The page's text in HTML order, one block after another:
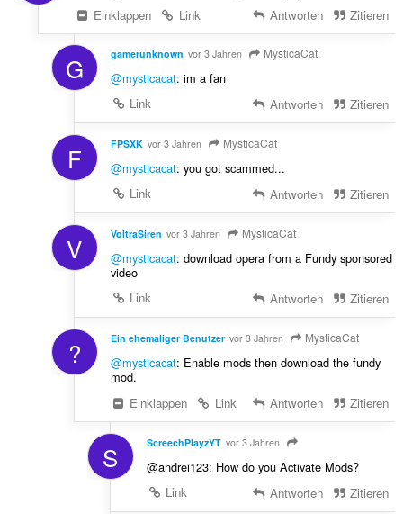
Einklappen
Link Antworten Zitieren
G gamerunknown vor 3 Jahren MysticaCat
@mysticacat: im a fan
Link
Antworten Zitieren
F FPSXK vor 3 Jahren MysticaCat
@mysticacat: you got scammed...
Link
Antworten Zitieren
V VoltraSiren vor 3 Jahren MysticaCat
@mysticacat: download opera from a Fundy sponsored
video
Link
Antworten Zitieren
? Ein ehemaliger Benutzer vor 3 Jahren MysticaCat
@mysticacat: Enable mods then download the fundy
mod.
Einklappen
Link Antworten Zitieren
S ScreechPlayzYT vor 3 Jahren
@andrei123: How do you Activate Mods?
Link
Antworten Zitieren